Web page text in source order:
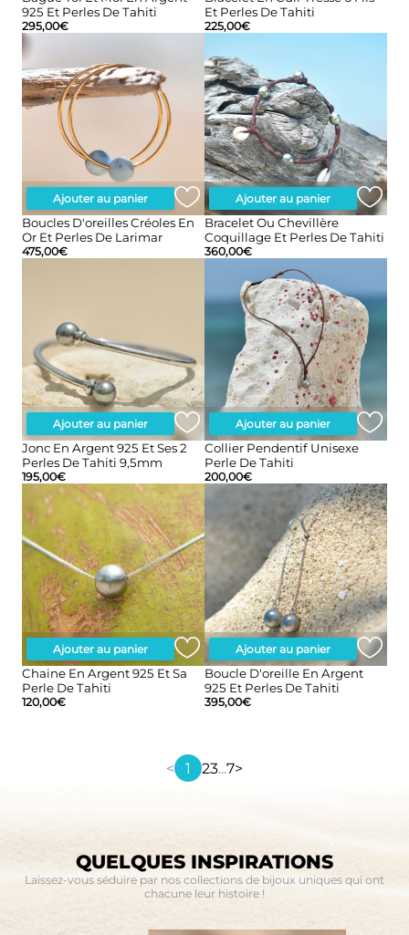
925 Et Perles De Tahiti
295,00€
Et Perles De Tahiti
225,00€
Ajouter au panier
Boucles D'oreilles Créoles En
Or Et Perles De Larimar
475,00€
Ajouter au panier
Bracelet Ou Chevillère
Coquillage Et Perles De Tahiti
360,00€
Ajouter au panier
Jonc En Argent 925 Et Ses 2
Perles De Tahiti 9,5mm
195,00€
Ajouter au panier
Collier Pendentif Unisexe
Perle De Tahiti
200,00€
Ajouter au panier
Chaine En Argent 925 Et Sa
Perle De Tahiti
120,00€
Ajouter au panier
Boucle D'oreille En Argent
925 Et Perles De Tahiti
395,00€
< 1 23...7>
QUELQUES INSPIRATIONS
Laissez-vous séduire par nos collections de bijoux uniques qui ont
chacune leur histoire !